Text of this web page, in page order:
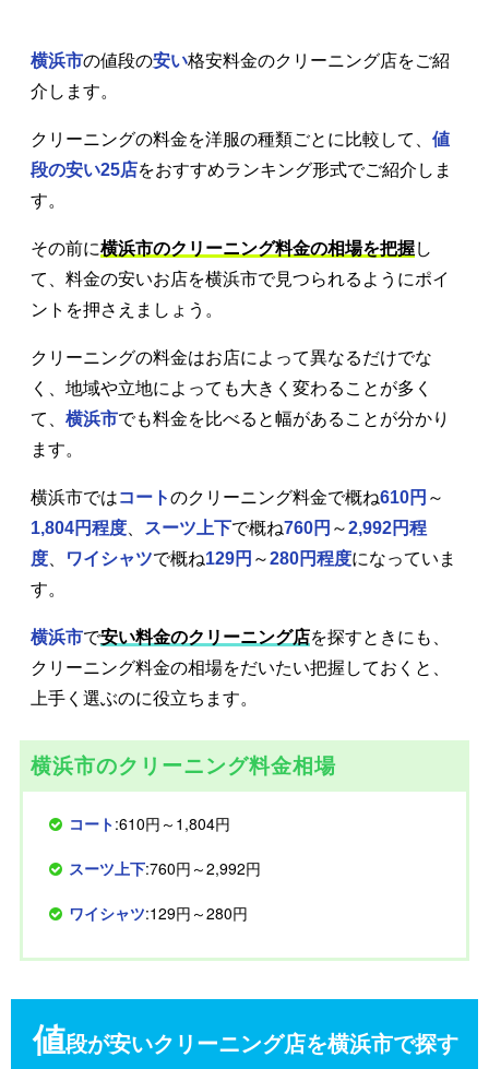
横浜市の値段の安い格安料金のクリーニング店をご紹
介します。
クリーニングの料金を洋服の種類ごとに比較して、 値
段の安い25店をおすすめランキング形式でご紹介しま
す。
その前に横浜市のクリーニング料金の相場を把握し
て、料金の安いお店を横浜市で見つられるようにポイ
ントを押さえましょう。
クリーニングの料金はお店によって異なるだけでな
く、地域や立地によっても大きく変わることが多く
て、 横浜市でも料金を比べると幅があることが分かり
ます。
横浜市ではコートのクリーニング料金で概ね610円 ～
1,804円程度
スーツ上下で概ね760円 ～2,992円程
度
ワイシャツで概ね129円 ～280円程度になっていま
す。
横浜市で安い料金のクリーニング店を探すときにも、
クリーニング料金の相場をだいたい把握しておくと、
上手く選ぶのに役立ちます。
横浜市のクリーニング料金相場
コート:610円～1,804円
スーツ上下:760円～2,992円
ワイシャツ:129円～280円
値段が安いクリーニング店を横浜市で探す